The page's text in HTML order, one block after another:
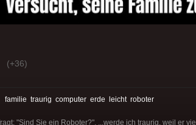
(+36)
familie traurig computer erde leicht roboter
"Sind Sie ein Roboter?", ...werde ich traurig, weil er